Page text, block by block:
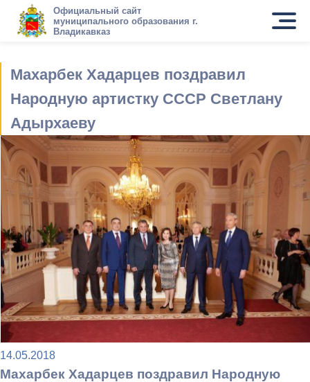
Официальный сайт
муниципального образования г.
Владикавказ
Махарбек Хадарцев поздравил
Народную артистку СССР Светлану
Адырхаеву
14.05.2018
Махарбек Хадарцев поздравил Народную